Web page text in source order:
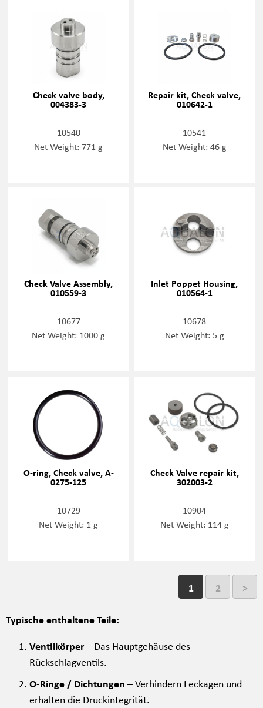
Check valve body,
004383-3
10540
Net Weight: 771 g
Repair kit, Check valve,
010642-1
10541
Net Weight: 46 g
Check Valve Assembly,
010559-3
10677
Net Weight: 1000 g
Inlet Poppet Housing,
010564-1
10678
Net Weight: 5 g
O-ring, Check valve, A-
0275-125
10729
Net Weight: 1 g
Check Valve repair kit,
302003-2
10904
Net Weight: 114 g
1 2 >
Typische enthaltene Teile:
Ventilkörper– Das Hauptgehäuse des
Rückschlagventils.
O-Ringe / Dichtungen – Verhindern Leckagen und
erhalten die Druckintegrität.